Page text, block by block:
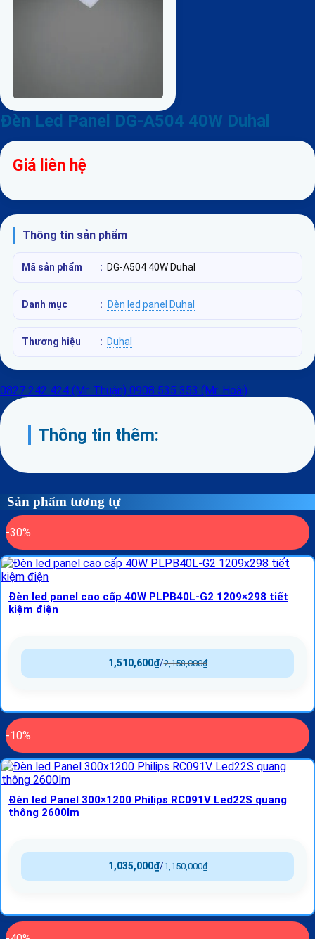
Đèn Led Panel DG-A504 40W Duhal
Giá liên hệ
Thông tin sản phẩm
Mã sản phẩm : DG-A504 40W Duhal
Danh mục : Đèn led panel Duhal
Thương hiệu : Duhal
0827 242 424 (Mr. Thuận) 0908 535 353 (Mr. Hoài)
Thông tin thêm:
Sản phẩm tương tự
-30%
Đèn led panel cao cấp 40W PLPB40L-G2 1209×298 tiết
kiệm điện
2,158,000₫
/
1,510,600₫
-10%
Đèn led Panel 300×1200 Philips RC091V Led22S quang
thông 2600lm
1,150,000₫
/
1,035,000₫